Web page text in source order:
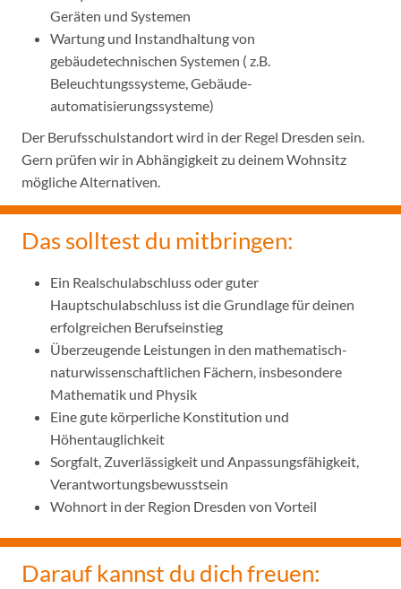
Geräten und Systemen
Wartung und Instandhaltung von
gebäudetechnischen Systemen ( z.B.
Beleuchtungssysteme, Gebäude-
automatisierungssysteme)
Der Berufsschulstandort wird in der Regel Dresden sein.
Gern prüfen wir in Abhängigkeit zu deinem Wohnsitz
mögliche Alternativen.
Das solltest du mitbringen:
Ein Realschulabschluss oder guter
Hauptschulabschluss ist die Grundlage für deinen
erfolgreichen Berufseinstieg
Überzeugende Leistungen in den mathematisch-
naturwissenschaftlichen Fächern, insbesondere
Mathematik und Physik
Eine gute körperliche Konstitution und
Höhentauglichkeit
Sorgfalt, Zuverlässigkeit und Anpassungsfähigkeit,
Verantwortungsbewusstsein
Wohnort in der Region Dresden von Vorteil
Darauf kannst du dich freuen: